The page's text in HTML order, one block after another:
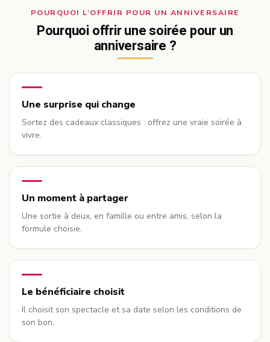
POURQUOI L’OFFRIR POUR UN ANNIVERSAIRE
Pourquoi offrir une soirée pour un
anniversaire ?
Une surprise qui change
Sortez des cadeaux classiques : offrez une vraie soirée à
vivre.
Un moment à partager
Une sortie à deux, en famille ou entre amis, selon la
formule choisie.
Le bénéficiaire choisit
Il choisit son spectacle et sa date selon les conditions de
son bon.